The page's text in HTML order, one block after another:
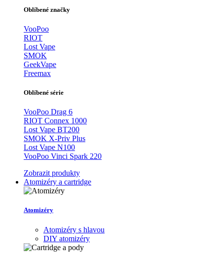
Oblíbené značky
VooPoo
RIOT
Lost Vape
SMOK
GeekVape
Freemax
Oblíbené série
VooPoo Drag 6
RIOT Connex 1000
Lost Vape BT200
SMOK X-Priv Plus
Lost Vape N100
VooPoo Vinci Spark 220
Zobrazit produkty
Atomizéry a cartridge
Atomizéry
Atomizéry s hlavou
DIY atomizéry